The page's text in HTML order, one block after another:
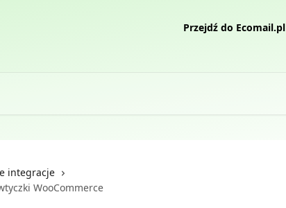
Przejdź do Ecomail.pl
integracje
WooCommerce